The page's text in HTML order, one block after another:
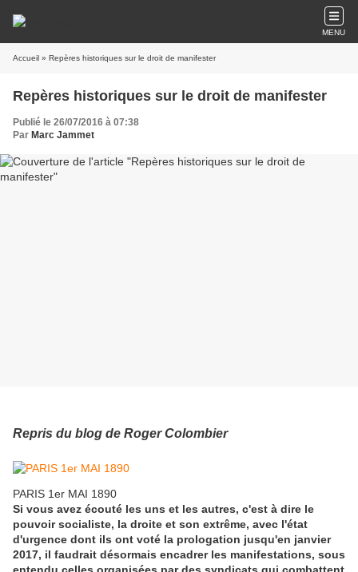
MENU
Accueil » Repères historiques sur le droit de manifester
Repères historiques sur le droit de manifester
Publié le 26/07/2016 à 07:38
Par Marc Jammet
Repris du blog de Roger Colombier
PARIS 1er MAI 1890
Si vous avez écouté les uns et les autres, c'est à dire le
pouvoir socialiste, la droite et son extrême, avec l'état
d'urgence dont ils ont voté la prologation jusqu'en janvier
2017, il faudrait désormais encadrer les manifestations, sous
entendu celles organisées par des syndicats qui combattent